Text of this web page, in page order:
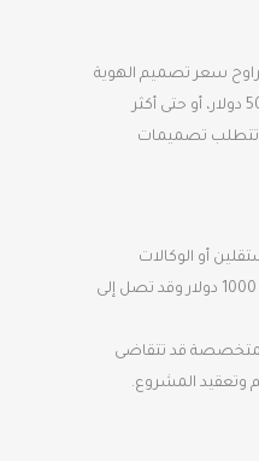
سعر تصميم الهوية
التجارية من 500 دولار إلى 5000 دولار، أو حتى أكثر
تتطلب تصميمات
أو الوكالات
الصغيرة، قد تبدأ الأسعار من 1000 دولار وقد تصل إلى
المتخصصة قد تتقاضى